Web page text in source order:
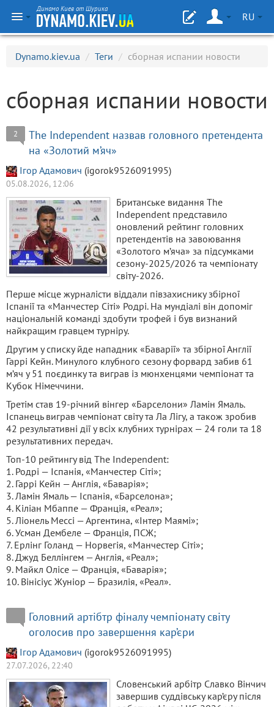
Динамо Киев от Шурика
RU
Dynamo.kiev.ua / Теги / сборная испании новости
сборная испании новости
2
The Independent назвав головного претендента
на «Золотий м’яч»
Ігор Адамович (igorok9526091995)
05.08.2026, 12:06
Британське видання The
Independent представило
оновлений рейтинг головних
претендентів на завоювання
«Золотого м’яча» за підсумками
сезону-2025/2026 та чемпіонату
світу-2026.
Перше місце журналісти віддали півзахиснику збірної
Іспанії та «Манчестер Сіті» Родрі. На мундіалі він допоміг
національній команді здобути трофей і був визнаний
найкращим гравцем турніру.
Другим у списку йде нападник «Баварії» та збірної Англії
Гаррі Кейн. Минулого клубного сезону форвард забив 61
м’яч у 51 поєдинку та виграв із мюнхенцями чемпіонат та
Кубок Німеччини.
Третім став 19-річний вінгер «Барселони» Ламін Ямаль.
Іспанець виграв чемпіонат світу та Ла Лігу, а також зробив
42 результативні дії у всіх клубних турнірах — 24 голи та 18
результативних передач.
Топ-10 рейтингу від The Independent:
1. Родрі — Іспанія, «Манчестер Сіті»;
2. Гаррі Кейн — Англія, «Баварія»;
3. Ламін Ямаль — Іспанія, «Барселона»;
4. Кіліан Мбаппе — Франція, «Реал»;
5. Ліонель Мессі — Аргентина, «Інтер Маямі»;
6. Усман Дембеле — Франція, ПСЖ;
7. Ерлінг Голанд — Норвегія, «Манчестер Сіті»;
8. Джуд Беллінгем — Англія, «Реал»;
9. Майкл Олісе — Франція, «Баварія»;
10. Вінісіус Жуніор — Бразилія, «Реал».
Головний артібтр фіналу чемпіонату світу
оголосив про завершення кар’єри
Ігор Адамович (igorok9526091995)
27.07.2026, 22:40
Словенський арбітр Славко Вінчич
завершив суддівську кар’єру після